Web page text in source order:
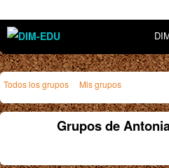
Todos los grupos Mis grupos
Grupos de